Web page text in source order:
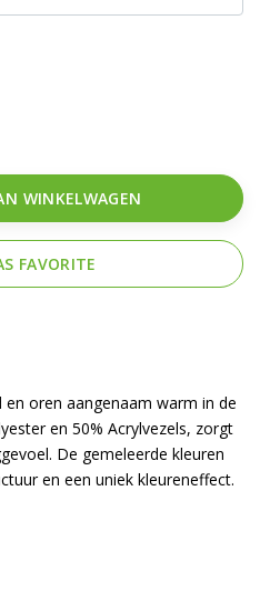
WINKELWAGEN
FAVORITE
oren aangenaam warm in de
en 50% Acrylvezels, zorgt
De gemeleerde kleuren
en een uniek kleureneffect.